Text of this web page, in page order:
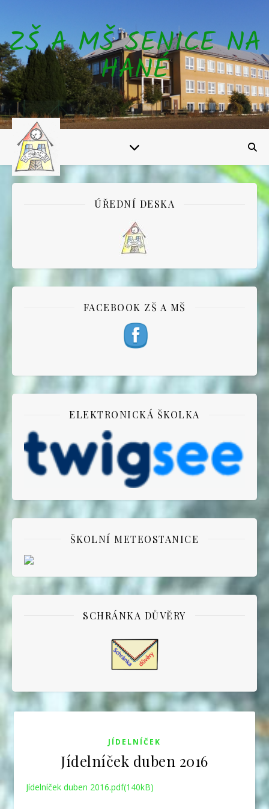
ZŠ A MŠ SENICE NA
HANÉ
ÚŘEDNÍ DESKA
FACEBOOK ZŠ A MŠ
ELEKTRONICKÁ ŠKOLKA
ŠKOLNÍ METEOSTANICE
SCHRÁNKA DŮVĚRY
JÍDELNÍČEK
Jídelníček duben 2016
Jídelníček duben 2016.pdf(140kB)